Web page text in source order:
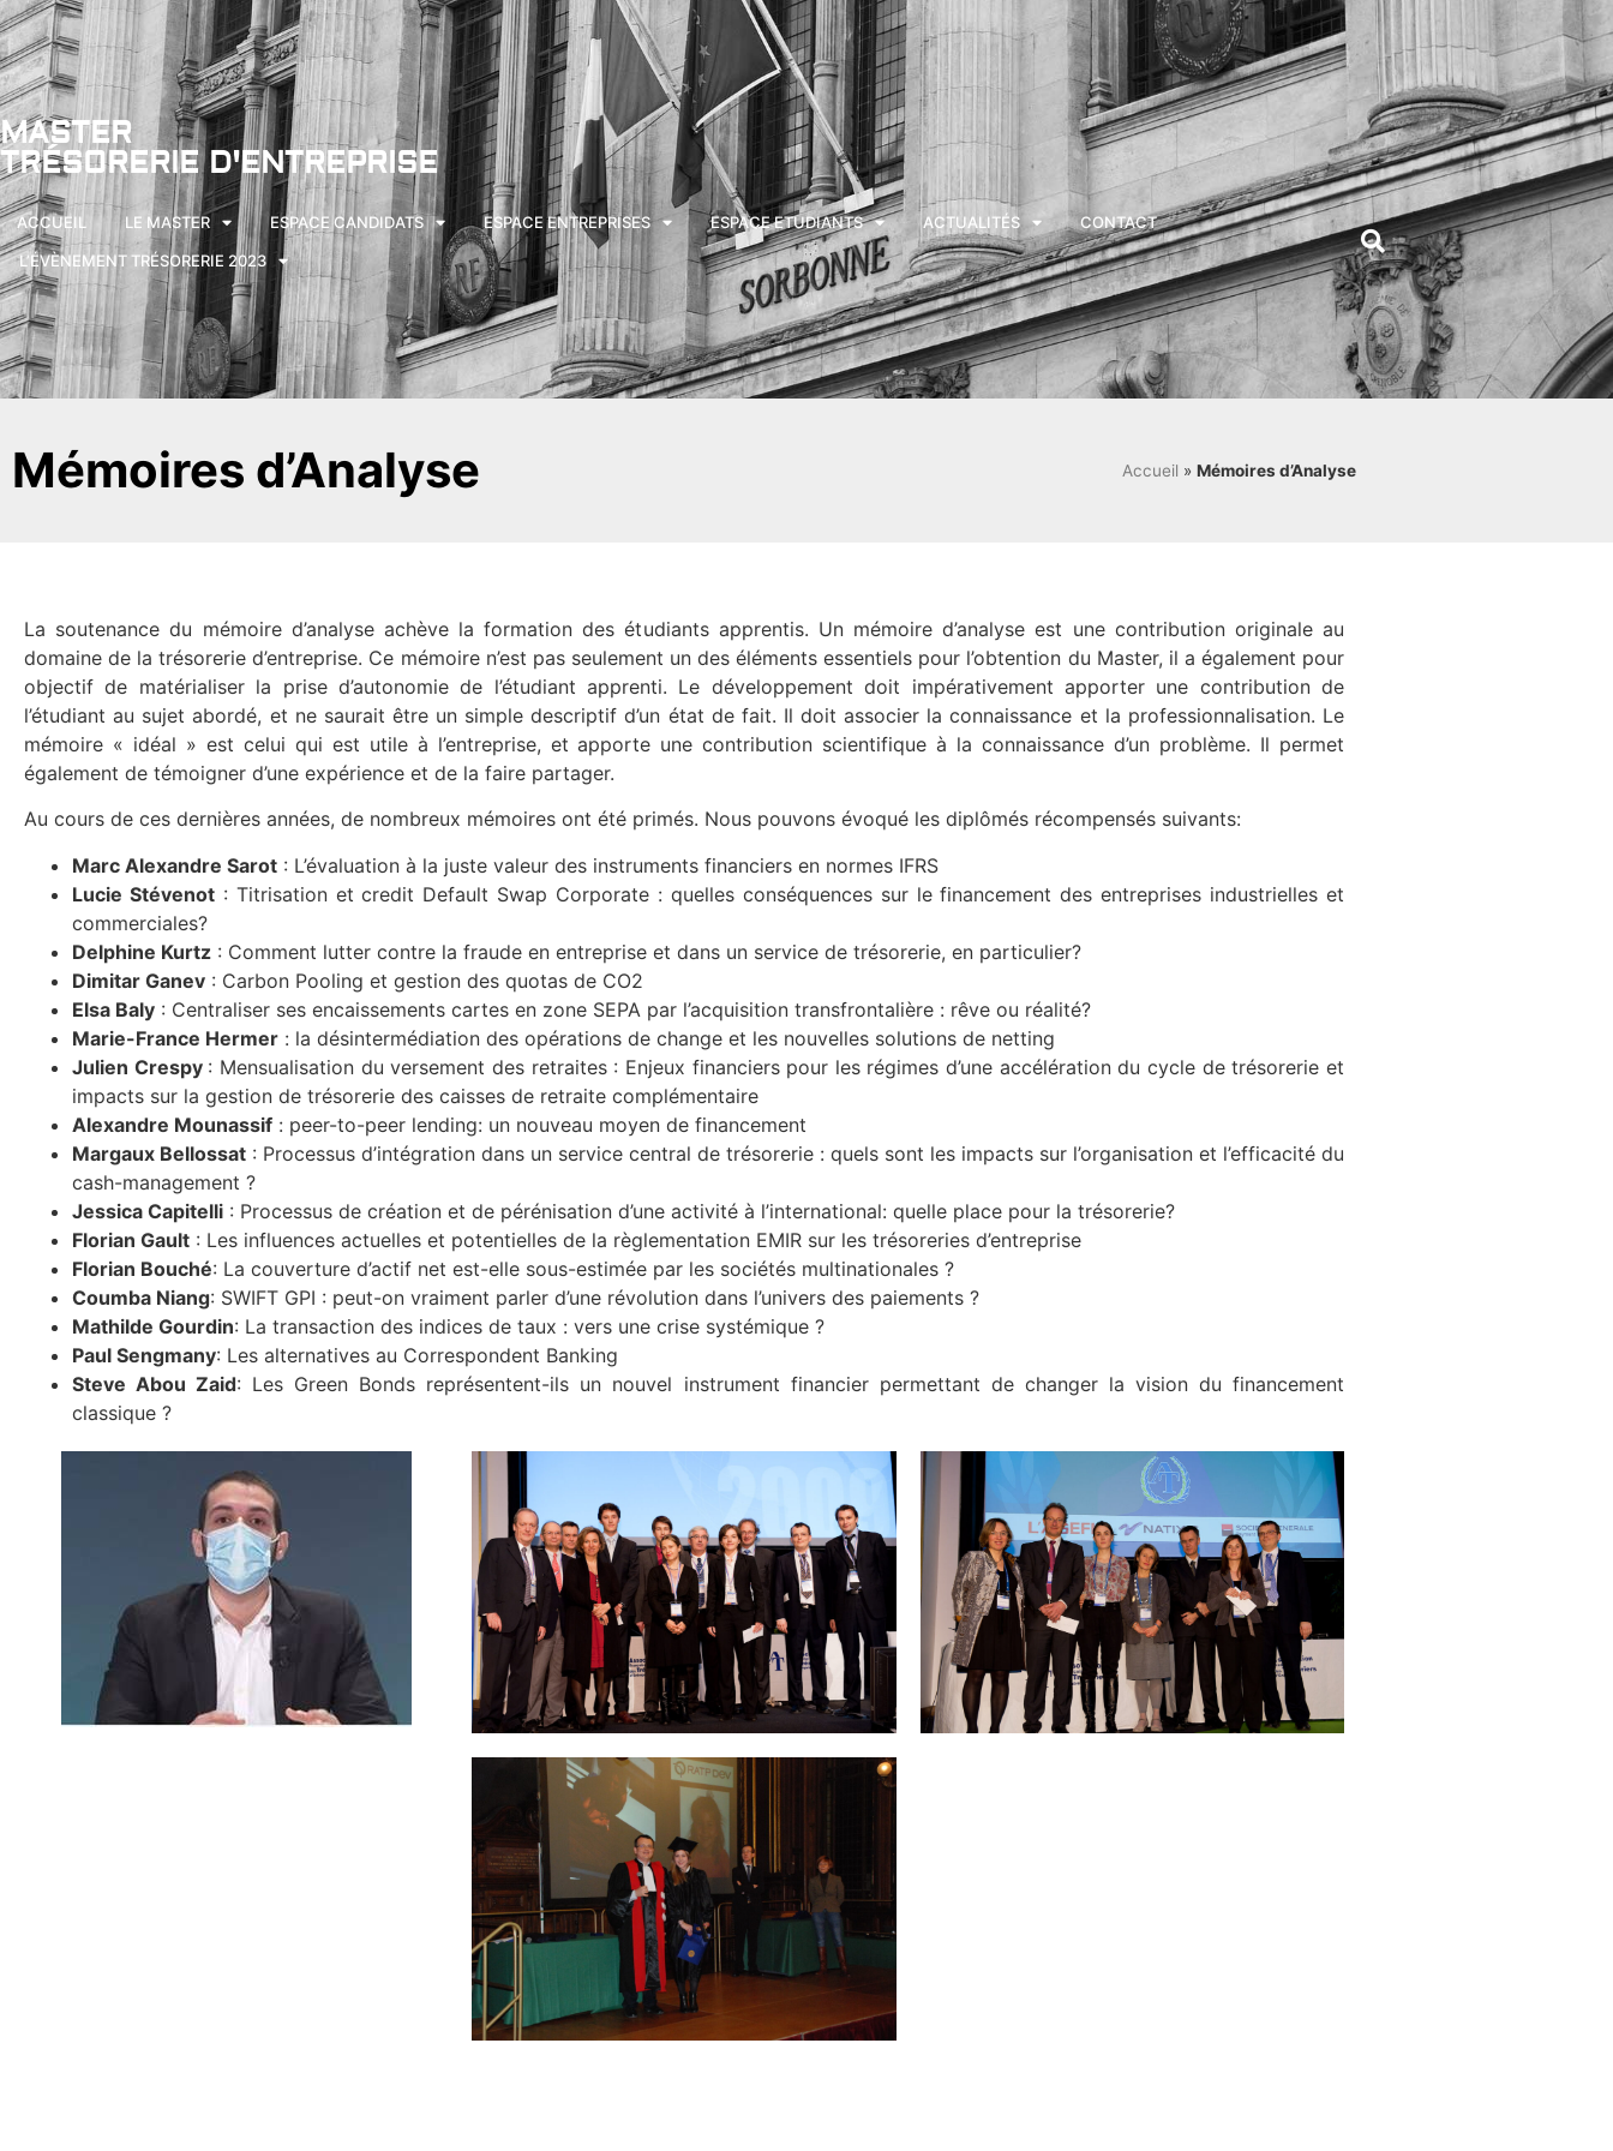
MASTER
TRÉSORERIE D'ENTREPRISE
ACCUEIL LE MASTER ESPACE CANDIDATS ESPACE ENTREPRISES ESPACE ETUDIANTS ACTUALITÉS
CONTACT
L’ÉVÈNEMENT TRÉSORERIE 2023
Mémoires d’Analyse Accueil » Mémoires d’Analyse
La soutenance du mémoire d’analyse achève la formation des étudiants apprentis. Un mémoire d’analyse est une contribution originale au
domaine de la trésorerie d’entreprise. Ce mémoire n’est pas seulement un des éléments essentiels pour l’obtention du Master, il a également pour
objectif de matérialiser la prise d’autonomie de l’étudiant apprenti. Le développement doit impérativement apporter une contribution de
l’étudiant au sujet abordé, et ne saurait être un simple descriptif d’un état de fait. Il doit associer la connaissance et la professionnalisation. Le
mémoire « idéal » est celui qui est utile à l’entreprise, et apporte une contribution scientifique à la connaissance d’un problème. Il permet
également de témoigner d’une expérience et de la faire partager.
Au cours de ces dernières années, de nombreux mémoires ont été primés. Nous pouvons évoqué les diplômés récompensés suivants:
Marc Alexandre Sarot : L’évaluation à la juste valeur des instruments financiers en normes IFRS
Lucie Stévenot: Titrisation et credit Default Swap Corporate : quelles conséquences sur le financement des entreprises industrielles et
commerciales?
Delphine Kurtz : Comment lutter contre la fraude en entreprise et dans un service de trésorerie, en particulier?
Dimitar Ganev : Carbon Pooling et gestion des quotas de CO2
Elsa Baly : Centraliser ses encaissements cartes en zone SEPA par l’acquisition transfrontalière : rêve ou réalité?
Marie-France Hermer : la désintermédiation des opérations de change et les nouvelles solutions de netting
Julien Crespy : Mensualisation du versement des retraites : Enjeux financiers pour les régimes d’une accélération du cycle de trésorerie et
impacts sur la gestion de trésorerie des caisses de retraite complémentaire
Alexandre Mounassif : peer-to-peer lending: un nouveau moyen de financement
Margaux Bellossat : Processus d’intégration dans un service central de trésorerie : quels sont les impacts sur l’organisation et l’efficacité du
cash-management ?
Jessica Capitelli : Processus de création et de pérénisation d’une activité à l’international: quelle place pour la trésorerie?
Florian Gault : Les influences actuelles et potentielles de la règlementation EMIR sur les trésoreries d’entreprise
Florian Bouché: La couverture d’actif net est-elle sous-estimée par les sociétés multinationales ?
Coumba Niang: SWIFT GPI : peut-on vraiment parler d’une révolution dans l’univers des paiements ?
Mathilde Gourdin: La transaction des indices de taux : vers une crise systémique ?
Paul Sengmany: Les alternatives au Correspondent Banking
Steve Abou Zaid: Les Green Bonds représentent-ils un nouvel instrument financier permettant de changer la vision du financement
classique ?